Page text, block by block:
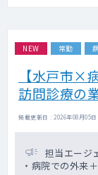
NEW 常勤
【水戸市×
訪問診療の
掲載更新日 : 2026年08月05
担当エージ
・病院での外来